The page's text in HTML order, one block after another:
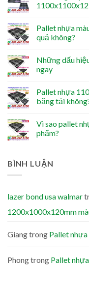
Pallet nhựa
quả không?
Những dấu
ngay
Pallet nhựa
băng tải
Vì sao pallet
phẩm?
BÌNH LUẬN
lazer bond usa walmar
1200x1000x120mm
Giangtrong Pallet
Phongtrong Pallet